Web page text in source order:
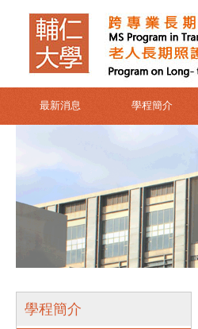
最新消息 學程簡介
學程簡介